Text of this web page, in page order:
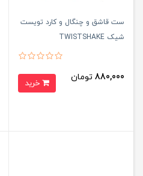
ست قاشق و چنگال و کارد تویست
شیک TWISTSHAKE
880,000 تومان